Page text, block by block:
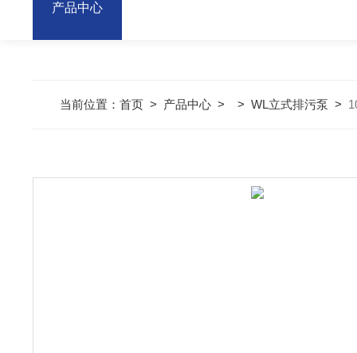
产品中心
当前位置： 首页> 产品中心> > WL立式排污泵 >